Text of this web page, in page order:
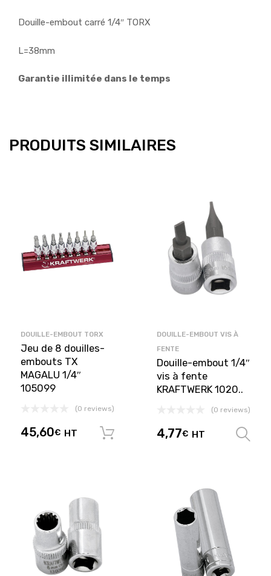
Douille-embout carré 1/4″ TORX
L=38mm
Garantie illimitée dans le temps
PRODUITS SIMILAIRES
DOUILLE-EMBOUT TORX
Jeu de 8 douilles-
embouts TX
MAGALU 1/4″
105099
(0 reviews)
45,60€ HT Ajouter au panier
DOUILLE-EMBOUT VIS À
FENTE
Douille-embout 1/4″
vis à fente
KRAFTWERK 1020..
(0 reviews)
4,77€ HT